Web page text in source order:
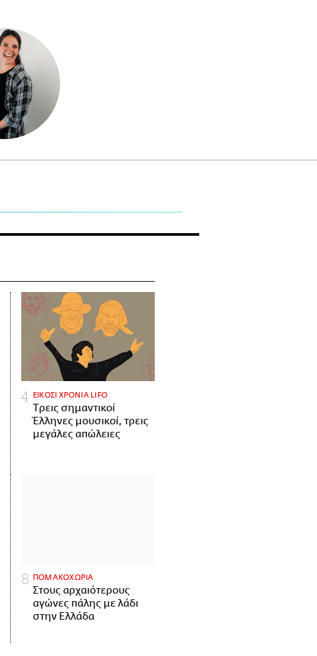
ΕΙΚΟΣΙ ΧΡΟΝΙΑ LIFO
Tρεις σημαντικοί
Έλληνες μουσικοί, τρεις
μεγάλες απώλειες
ΠΟΜΑΚΟΧΩΡΙΑ
Στους αρχαιότερους
αγώνες πάλης με λάδι
στην Ελλάδα